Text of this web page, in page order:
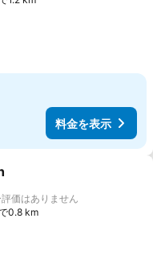
料金を表示
りに追加
価はありません
0.8 km